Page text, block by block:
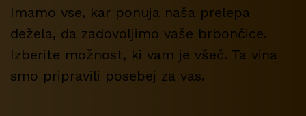
Imamo vse, kar ponuja naša prelepa
dežela, da zadovoljimo vaše brbončice.
Izberite možnost, ki vam je všeč. Ta vina
smo pripravili posebej za vas.